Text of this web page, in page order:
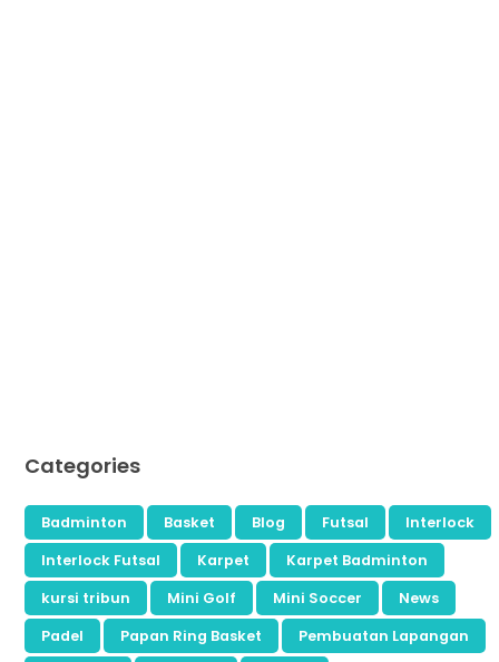
Categories
Badminton Basket Blog Futsal
Interlock
Interlock Futsal
Karpet
Karpet Badminton
kursi tribun
Mini Golf Mini Soccer
News
Padel
Papan Ring Basket
Pembuatan Lapangan